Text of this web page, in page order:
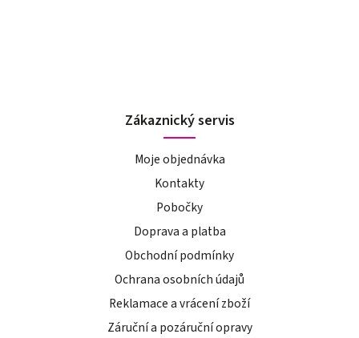
Zákaznický servis
Moje objednávka
Kontakty
Pobočky
Doprava a platba
Obchodní podmínky
Ochrana osobních údajů
Reklamace a vrácení zboží
Záruční a pozáruční opravy